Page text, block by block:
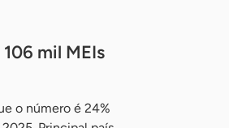
mil MEIs
o número é 24%